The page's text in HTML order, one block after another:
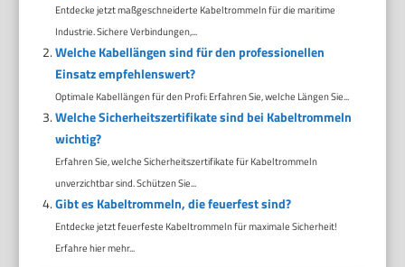
Entdecke jetzt maßgeschneiderte Kabeltrommeln für die maritime
Industrie. Sichere Verbindungen,...
Welche Kabellängen sind für den professionellen
Einsatz empfehlenswert?
Optimale Kabellängen für den Profi: Erfahren Sie, welche Längen Sie...
Welche Sicherheitszertifikate sind bei Kabeltrommeln
wichtig?
Erfahren Sie, welche Sicherheitszertifikate für Kabeltrommeln
unverzichtbar sind. Schützen Sie...
Gibt es Kabeltrommeln, die feuerfest sind?
Entdecke jetzt feuerfeste Kabeltrommeln für maximale Sicherheit!
Erfahre hier mehr...